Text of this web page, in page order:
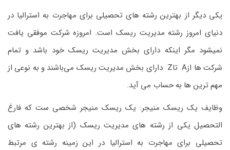
یکی دیگر از بهترین رشته های تحصیلی برای مهاجرت به استرالیا در
دنیای امروز رشته مدیریت ریسک است. امروزه شرکت موفقی یافت
نمیشود مگر اینکه دارای بخش مدیریت ریسک خود باشد و تمام
شرکت ها ازA تاZ دارای بخش مدیریت ریسک می‌باشند و به نوعی از
مهم ترین ها به حساب می آید.
وظایف یک ریسک منیجر: یک ریسک منیجر شخصی ست که فارغ
التحصیل یکی از رشته های مدیریت ریسک (از بهترین رشته های
تحصیلی برای مهاجرت به استرالیا در این زمینه رشته ی مرتبط